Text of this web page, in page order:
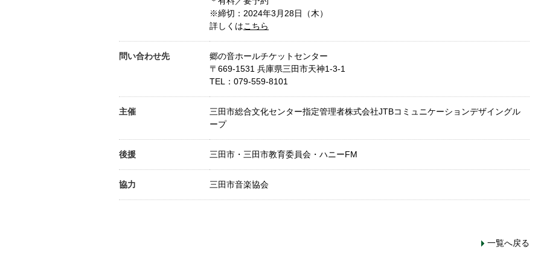
※締切：2024年3月28日（木）
詳しくはこちら
問い合わせ先
郷の音ホールチケットセンター
〒669-1531 兵庫県三田市天神1-3-1
TEL： 079-559-8101
主催
三田市総合文化センター指定管理者株式会社JTBコミュニケーションデザイングル
ープ
後援 三田市・三田市教育委員会・ハニーFM
協力 三田市音楽協会
一覧へ戻る